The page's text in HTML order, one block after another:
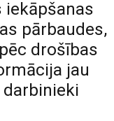
iekāpšanas
pārbaudes,
drošības
jau
darbinieki